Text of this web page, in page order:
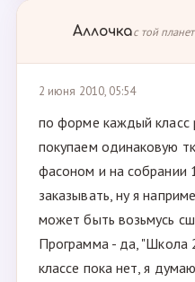
Аллочкас той
2 июня 2010, 05:54
по форме каждый класс
покупаем одинаковую
фасоном и на собрании
заказывать, ну я
может быть возьмусь
Программа - да, "Школа
классе пока нет, я